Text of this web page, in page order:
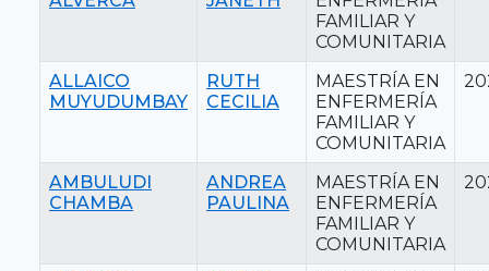
FAMILIAR Y
COMUNITARIA
ALLAICO
MUYUDUMBAY
RUTH
CECILIA
MAESTRÍA EN
ENFERMERÍA
FAMILIAR Y
COMUNITARIA
AMBULUDI
CHAMBA
ANDREA
PAULINA
MAESTRÍA EN
ENFERMERÍA
FAMILIAR Y
COMUNITARIA